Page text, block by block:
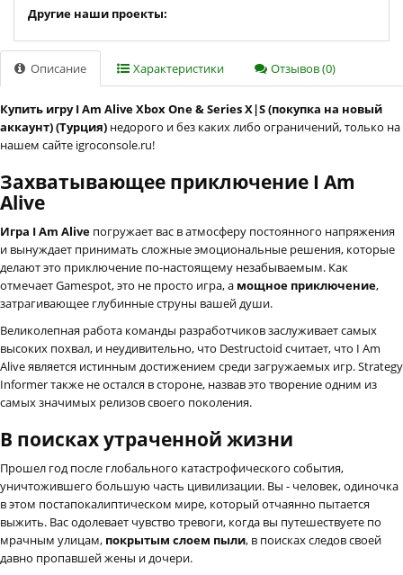
Другие наши проекты:
Описание Характеристики Отзывов (0)
Купить игру I Am Alive Xbox One & Series X|S (покупка на новый
аккаунт) (Турция) недорого и без каких либо ограничений, только на
нашем сайте igroconsole.ru!
Захватывающее приключение I Am
Alive
Игра I Am Alive погружает вас в атмосферу постоянного напряжения
и вынуждает принимать сложные эмоциональные решения, которые
делают это приключение по-настоящему незабываемым. Как
отмечает Gamespot, это не просто игра, а мощное приключение,
затрагивающее глубинные струны вашей души.
Великолепная работа команды разработчиков заслуживает самых
высоких похвал, и неудивительно, что Destructoid считает, что I Am
Alive является истинным достижением среди загружаемых игр. Strategy
Informer также не остался в стороне, назвав это творение одним из
самых значимых релизов своего поколения.
В поисках утраченной жизни
Прошел год после глобального катастрофического события,
уничтожившего большую часть цивилизации. Вы - человек, одиночка
в этом постапокалиптическом мире, который отчаянно пытается
выжить. Вас одолевает чувство тревоги, когда вы путешествуете по
мрачным улицам, покрытым слоем пыли, в поисках следов своей
давно пропавшей жены и дочери.